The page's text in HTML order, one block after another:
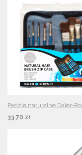
Pędzle naturalne Daler-
33.70 zł